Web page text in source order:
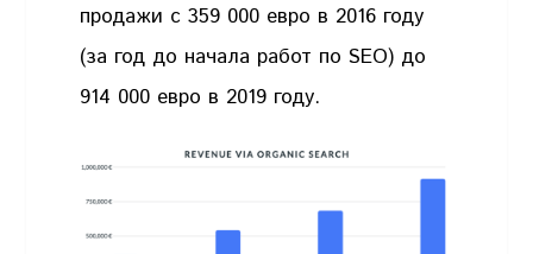
продажи с 359 000 евро в 2016 году
(за год до начала работ по SEO) до
914 000 евро в 2019 году.